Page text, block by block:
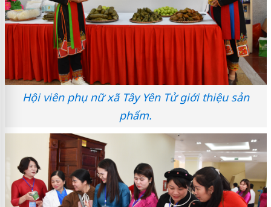
Hội viên phụ nữ xã Tây Yên Tử giới thiệu sản
phẩm.